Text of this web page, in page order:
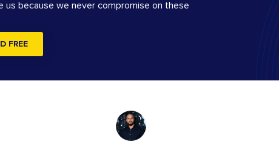
us because we never compromise on these
FREE